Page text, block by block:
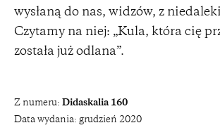
wysłaną do nas, widzów, z
Czytamy na niej: „Kula, która cię
została już odlana”.
Z numeru: Didaskalia 160
Data wydania: grudzień 2020